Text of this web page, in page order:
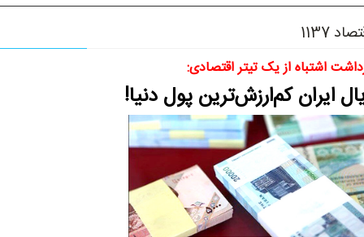
1137
اشتباه از یک تیتر اقتصادی:
ایران کم‌ارزش‌ترین پول دنیا!